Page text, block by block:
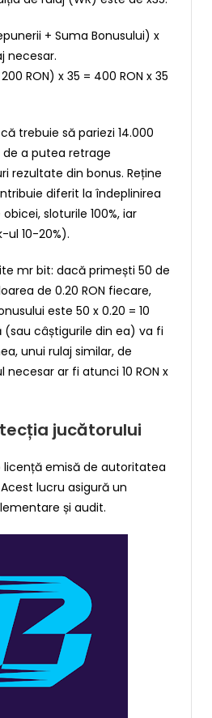
+ Suma Bonusului) x
necesar.
RON) x 35 = 400 RON x 35
trebuie să pariezi 14.000
a putea retrage
rezultate din bonus. Reține
diferit la îndeplinirea
sloturile 100%, iar
ul 10-20%).
mr bit: dacă primești 50 de
de 0.20 RON fiecare,
este 50 x 0.20 = 10
(sau câștigurile din ea) va fi
unui rulaj similar, de
necesar ar fi atunci 10 RON x
jucătorului
licență emisă de autoritatea
lucru asigură un
și audit.